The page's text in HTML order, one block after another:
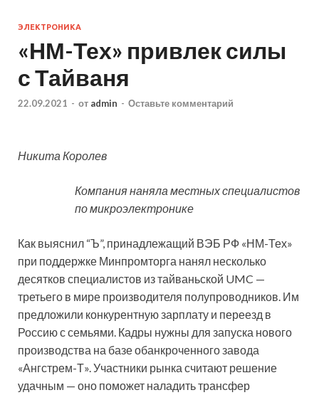
ЭЛЕКТРОНИКА
«НМ-Тех» привлек силы
с Тайваня
22.09.2021 - от admin - Оставьте комментарий
Никита Королев
Компания наняла местных специалистов
по микроэлектронике
Как выяснил “Ъ”, принадлежащий ВЭБ РФ «НМ-Тех»
при поддержке Минпромторга нанял несколько
десятков специалистов из тайваньской UMC —
третьего в мире производителя полупроводников. Им
предложили конкурентную зарплату и переезд в
Россию с семьями. Кадры нужны для запуска нового
производства на базе обанкроченного завода
«Ангстрем-Т». Участники рынка считают решение
удачным — оно поможет наладить трансфер